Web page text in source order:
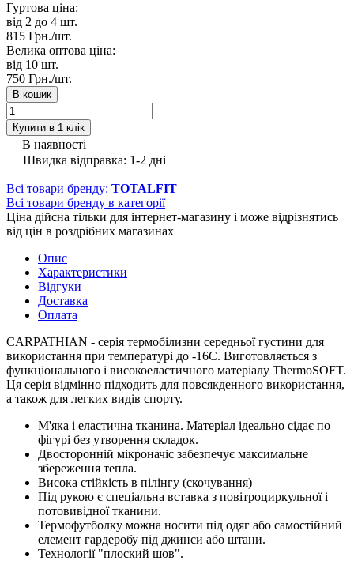
Гуртова ціна:
від 2 до 4 шт.
815 Грн./шт.
Велика оптова ціна:
від 10 шт.
750 Грн./шт.
В кошик
Купити в 1 клік
В наявності
Швидка відправка: 1-2 дні
Всі товари бренду: TOTALFIT
Всі товари бренду в категорії
Ціна дійсна тільки для інтернет-магазину і може відрізнятись
від цін в роздрібних магазинах
Опис
Характеристики
Відгуки
Доставка
Оплата
CARPATHIAN - серія термобілизни середньої густини для
використання при температурі до -16С. Виготовляється з
функціонального і високоеластичного матеріалу ThermoSOFT.
Ця серія відмінно підходить для повсякденного використання,
а також для легких видів спорту.
М'яка і еластична тканина. Матеріал ідеально сідає по
фігурі без утворення складок.
Двосторонній мікроначіс забезпечує максимальне
збереження тепла.
Висока стійкість в пілінгу (скочування)
Під рукою є спеціальна вставка з повітроциркульної і
потовивідної тканини.
Термофутболку можна носити під одяг або самостійний
елемент гардеробу під джинси або штани.
Технології "плоский шов".